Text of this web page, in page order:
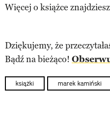
Więcej o książce znajdziesz
Dziękujemy, że
Bądź na bieżąco!
książki marek kamiński